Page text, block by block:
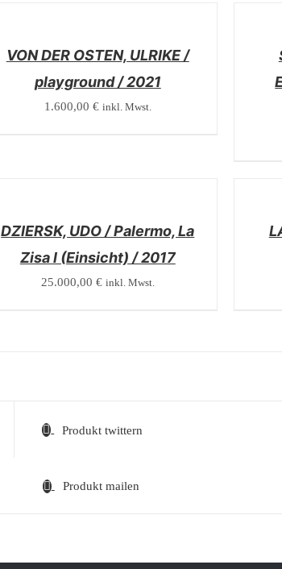
VON DER OSTEN, ULRIKE /
playground / 2021
1.600,00 € inkl. Mwst.
DZIERSK, UDO / Palermo, La
Zisa l (Einsicht) / 2017
25.000,00 € inkl. Mwst.
Produkt twittern
Produkt mailen